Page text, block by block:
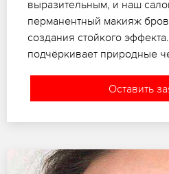
выразительным, и наш
перманентный макияж
создания стойкого
подчёркивает природные
Оставить